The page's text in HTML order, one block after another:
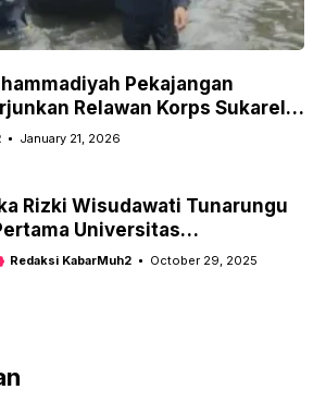
Pekajangan
Relawan Korps Sukarela
di Pekalongan
January 21, 2026
Ika Rizki Wisudawati Tunarungu
Universitas
Pekajangan
Redaksi KabarMuh2 October 29, 2025